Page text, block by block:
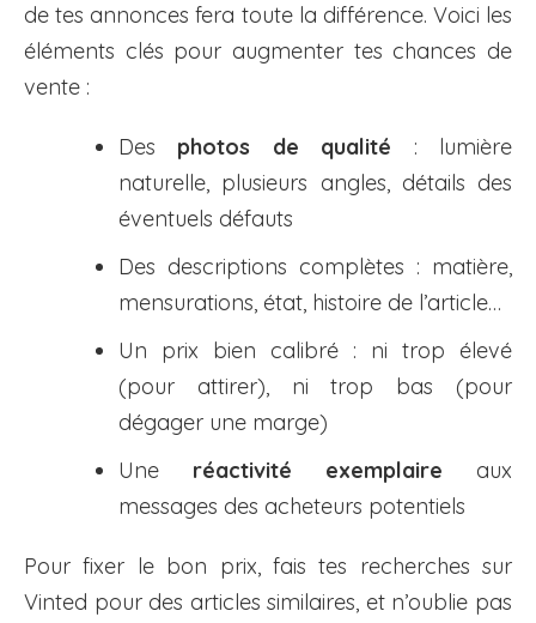
de tes annonces fera toute la différence. Voici les
éléments clés pour augmenter tes chances de
vente :
Des photos de qualité : lumière
naturelle, plusieurs angles, détails des
éventuels défauts
Des descriptions complètes : matière,
mensurations, état, histoire de l’article…
Un prix bien calibré : ni trop élevé
(pour attirer), ni trop bas (pour
dégager une marge)
Une réactivité exemplaire aux
messages des acheteurs potentiels
Pour fixer le bon prix, fais tes recherches sur
Vinted pour des articles similaires, et n’oublie pas